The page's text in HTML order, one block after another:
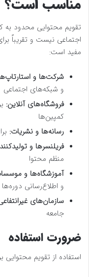
مناسب است؟
تقویم محتوایی محدود
اجتماعی نیست و تقریباً
مفید است:
شرکت‌ها و
و شبکه‌های اجتماعی
فروشگاه‌های آنلاین:
کمپین‌ها
رسانه‌ها و نشریات:
فریلنسرها و
منظم محتوا
آموزشگاه‌ها و
و اطلاع‌رسانی دوره‌ها
سازمان‌های
جامعه
ضرورت استفاده
استفاده از تقویم